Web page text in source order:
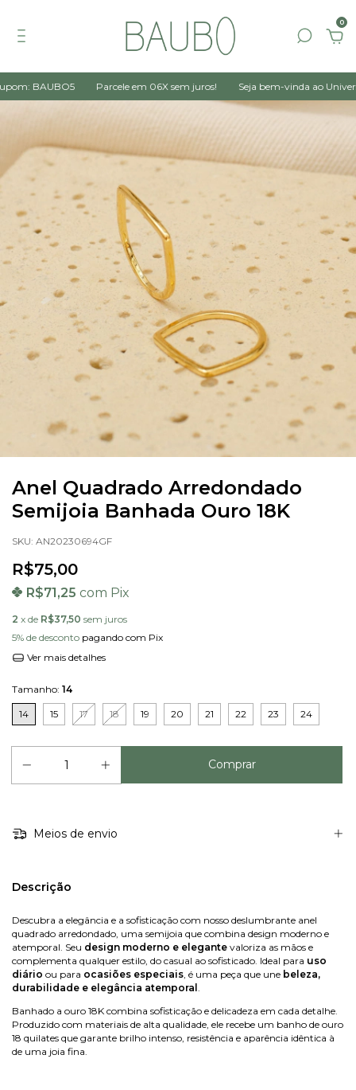
0
BAUBO5 Parcele em 06X sem juros! Seja bem-vinda ao
Anel Quadrado Arredondado
Semijoia Banhada Ouro 18K
SKU: AN20230694GF
R$75,00
R$71,25 com Pix
2 x de R$37,50 sem juros
5% de desconto pagando com Pix
Ver mais detalhes
Tamanho: 14
14 15 17 18 19 20 21 22 23 24
Meios de envio
Descrição
Descubra a elegância e a sofisticação com nosso deslumbrante anel
quadrado arredondado, uma semijoia que combina design moderno e
atemporal. Seu design moderno e elegante valoriza as mãos e
complementa qualquer estilo, do casual ao sofisticado. Ideal para uso
diário ou para ocasiões especiais , é uma peça que une beleza,
durabilidade e elegância atemporal
Banhado a ouro 18K combina sofisticação e delicadeza em cada detalhe.
Produzido com materiais de alta qualidade, ele recebe um banho de ouro
18 quilates que garante brilho intenso, resistência e aparência idêntica à
de uma joia fina.